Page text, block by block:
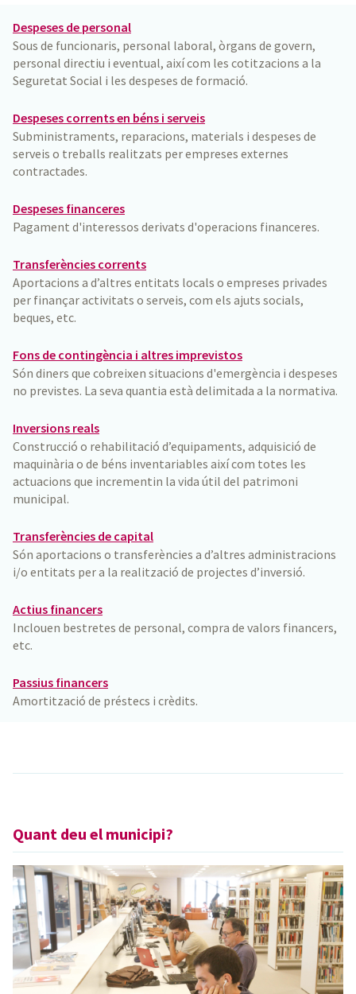
Despeses de personal
Sous de funcionaris, personal laboral, òrgans de govern,
personal directiu i eventual, així com les cotitzacions a la
Seguretat Social i les despeses de formació.
Despeses corrents en béns i serveis
Subministraments, reparacions, materials i despeses de
serveis o treballs realitzats per empreses externes
contractades.
Despeses financeres
Pagament d'interessos derivats d'operacions financeres.
Transferències corrents
Aportacions a d’altres entitats locals o empreses privades
per finançar activitats o serveis, com els ajuts socials,
beques, etc.
Fons de contingència i altres imprevistos
Són diners que cobreixen situacions d'emergència i despeses
no previstes. La seva quantia està delimitada a la normativa.
Inversions reals
Construcció o rehabilitació d’equipaments, adquisició de
maquinària o de béns inventariables així com totes les
actuacions que incrementin la vida útil del patrimoni
municipal.
Transferències de capital
Són aportacions o transferències a d’altres administracions
i/o entitats per a la realització de projectes d’inversió.
Actius financers
Inclouen bestretes de personal, compra de valors financers,
etc.
Passius financers
Amortització de préstecs i crèdits.
Quant deu el municipi?